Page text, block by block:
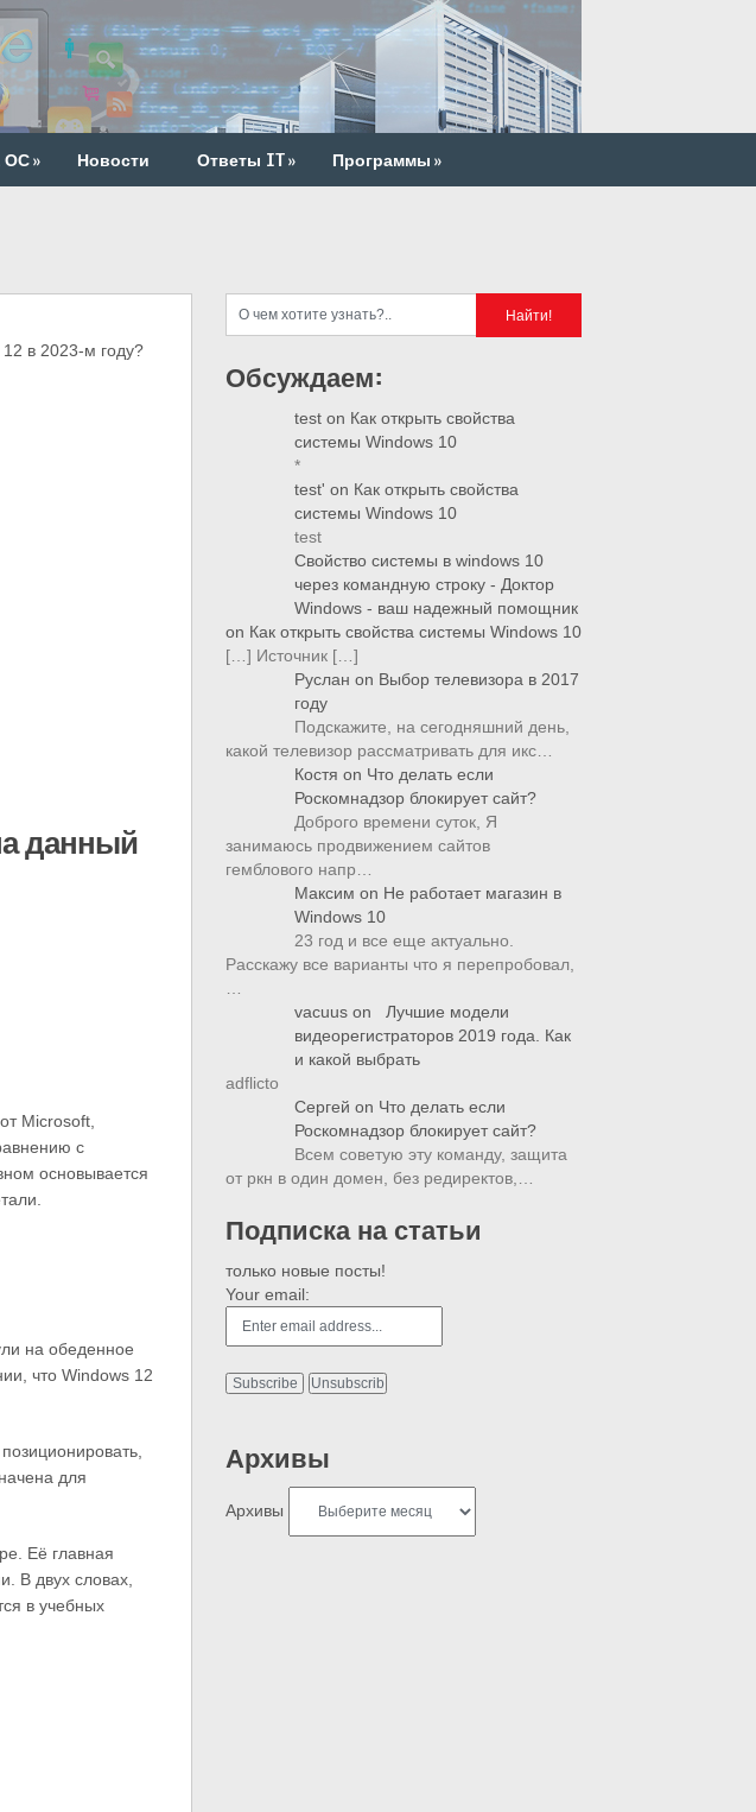
ОС» Новости Ответы IT» Программы»
в 2023-м году?
данный
Microsoft,
с
основывается
на обеденное
что Windows 12
для
Её главная
В двух словах,
в учебных
Обсуждаем:
test on Как открыть свойства
системы Windows 10
*
test' on Как открыть свойства
системы Windows 10
test
Свойство системы в windows 10
через командную строку - Доктор
Windows - ваш надежный помощник
on Как открыть свойства системы Windows 10
[…] Источник […]
Руслан on Выбор телевизора в 2017
году
Подскажите, на сегодняшний день,
какой телевизор рассматривать для икс…
Костя on Что делать если
Роскомнадзор блокирует сайт?
Доброго времени суток, Я
занимаюсь продвижением сайтов
гемблового напр…
Максим on Не работает магазин в
Windows 10
23 год и все еще актуально.
Расскажу все варианты что я перепробовал,
vacuus on
Лучшие модели
видеорегистраторов 2019 года. Как
и какой выбрать
adflicto
Сергей on Что делать если
Роскомнадзор блокирует сайт?
Всем советую эту команду, защита
от ркн в один домен, без редиректов,…
Подписка на статьи
только новые посты!
Your email:
Архивы
Архивы